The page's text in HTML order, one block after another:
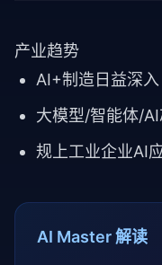
产业趋势
AI+制造日益深入
大模型/智能体/
规上工业企业AI
AI Master 解读